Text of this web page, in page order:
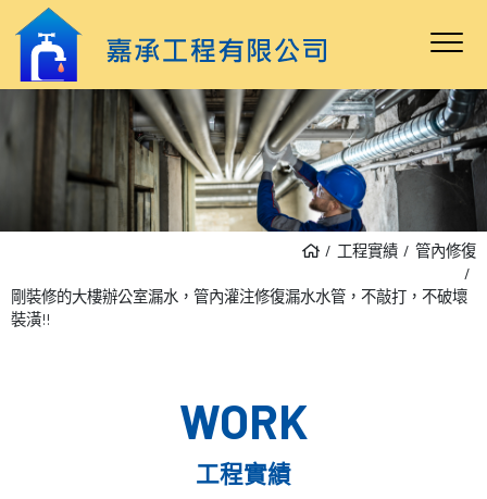
工程實績 管內修復
剛裝修的大樓辦公室漏水，管內灌注修復漏水水管，不敲打，不破壞
裝潢!!
WORK
工程實績